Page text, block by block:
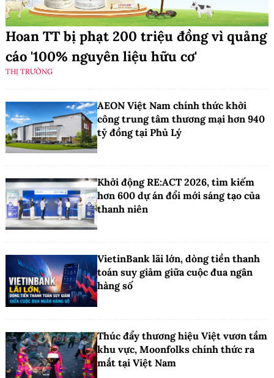
Hoan TT bị phạt 200 triệu đồng vì quảng
cáo '100% nguyên liệu hữu cơ'
THỊ TRƯỜNG
AEON Việt Nam chính thức khởi
công trung tâm thương mại hơn 940
tỷ đồng tại Phủ Lý
Khởi động RE:ACT 2026, tìm kiếm
hơn 600 dự án đổi mới sáng tạo của
thanh niên
VietinBank lãi lớn, dòng tiền thanh
toán suy giảm giữa cuộc đua ngân
hàng số
Thúc đẩy thương hiệu Việt vươn tầm
khu vực, Moonfolks chính thức ra
mắt tại Việt Nam